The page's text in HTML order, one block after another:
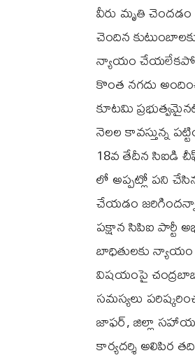
వీరు మృతి చెందడం
చెందిన
న్యాయం
కొంత నగదు
కూటమి
నెలల కావస్తున్న
18వ తేదీన సిఐడి
లో అప్పట్లో పని
చేయడం
పక్షాన సిపిఐ పార్టీ
బాధితులకు
విషయంపై
సమస్యలు
జాఫర్, జిల్లా సహాయ
కార్యదర్శి అలిపిర